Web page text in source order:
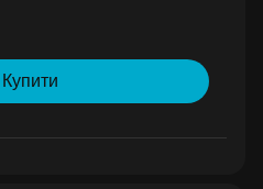
Купити